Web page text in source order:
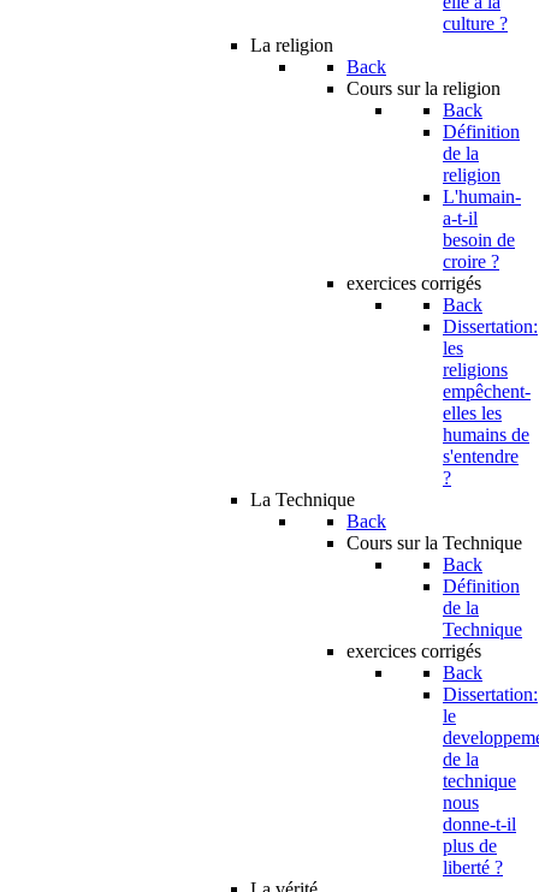
culture ?
La religion
Back
Cours sur la religion
Back
Définition
de la
religion
L'humain-
a-t-il
besoin de
croire ?
exercices corrigés
Back
Dissertation:
les
religions
empêchent-
elles les
humains de
s'entendre
?
La Technique
Back
Cours sur la Technique
Back
Définition
de la
Technique
exercices corrigés
Back
Dissertation:
le
de la
technique
nous
donne-t-il
plus de
liberté ?